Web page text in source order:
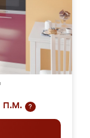
п.м.
?